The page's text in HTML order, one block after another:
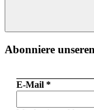
Abonniere
E-Mail *